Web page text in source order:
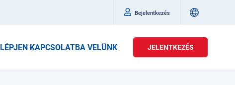
Bejelentkezés
LÉPJEN KAPCSOLATBA VELÜNK JELENTKEZÉS